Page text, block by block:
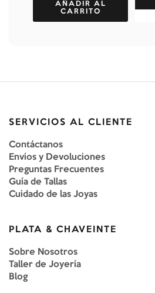
AÑADIR AL
CARRITO
SERVICIOS AL CLIENTE
Contáctanos
Envíos y Devoluciones
Preguntas Frecuentes
Guía de Tallas
Cuidado de las Joyas
PLATA & CHAVEINTE
Sobre Nosotros
Taller de Joyería
Blog